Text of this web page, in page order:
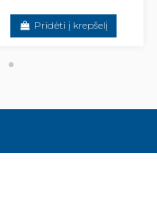
Pridėti į krepšelį